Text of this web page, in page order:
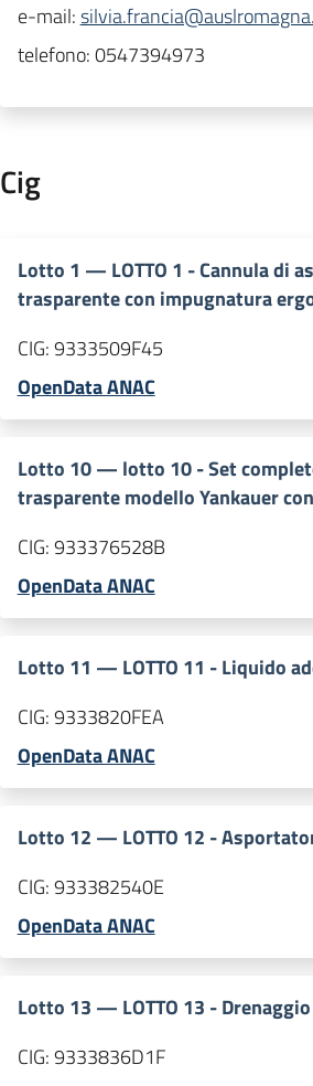
e-mail:
telefono:0547394973
Cig
Lotto 1 — LOTTO 1 - Cannula di
trasparente con impugnatura
CIG:9333509F45
OpenData ANAC
Lotto 10— lotto 10 - Set
trasparente modello Yankauer
CIG:933376528B
OpenData ANAC
Lotto 11 — LOTTO 11 - Liquido
CIG:9333820FEA
OpenData ANAC
Lotto 12 — LOTTO 12 -
CIG:933382540E
OpenData ANAC
Lotto 13 — LOTTO 13 -
CIG:9333836D1F